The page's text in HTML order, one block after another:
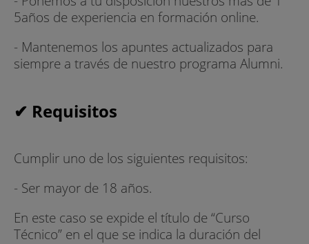
5años de experiencia en formación online.
- Mantenemos los apuntes actualizados para
siempre a través de nuestro programa Alumni.
✔ Requisitos
Cumplir uno de los siguientes requisitos:
- Ser mayor de 18 años.
En este caso se expide el título de “Curso
Técnico” en el que se indica la duración del